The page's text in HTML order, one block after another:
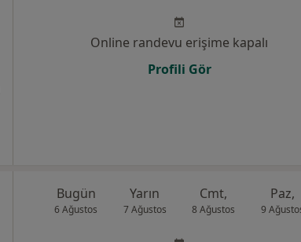
Online randevu erişime kapalı
Profili Gör
Bugün
6 Ağustos
Yarın
7 Ağustos
Cmt,
8 Ağustos
Paz,
9